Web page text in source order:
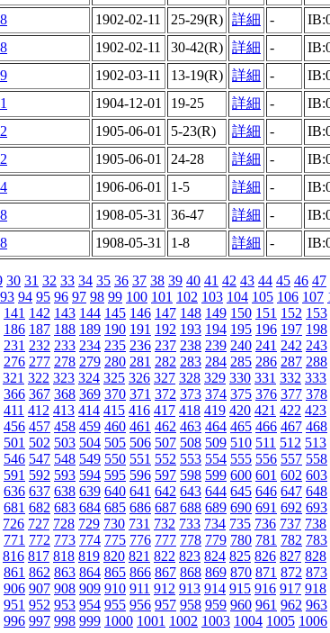
8 1902-02-11 25-29(R) 詳細 -
8 1902-02-11 30-42(R) 詳細 -
9 1902-03-11 13-19(R) 詳細 -
1 1904-12-01 19-25 詳細 -
2 1905-06-01 5-23(R) 詳細 -
2 1905-06-01 24-28 詳細 -
4 1906-06-01 1-5 詳細 -
8 1908-05-31 36-47 詳細 -
8 1908-05-31 1-8 詳細 -
30 31 32 33 34 35 36 37 38 39 40 41 42 43 44 45 46 47
93 94 95 96 97 98 99 100 101 102 103 104 105 106 107
141 142 143 144 145 146 147 148 149 150 151 152 153
186 187 188 189 190 191 192 193 194 195 196 197 198
231 232 233 234 235 236 237 238 239 240 241 242 243
276 277 278 279 280 281 282 283 284 285 286 287 288
321 322 323 324 325 326 327 328 329 330 331 332 333
366 367 368 369 370 371 372 373 374 375 376 377 378
411 412 413 414 415 416 417 418 419 420 421 422 423
456 457 458 459 460 461 462 463 464 465 466 467 468
501 502 503 504 505 506 507 508 509 510 511 512 513
546 547 548 549 550 551 552 553 554 555 556 557 558
591 592 593 594 595 596 597 598 599 600 601 602 603
636 637 638 639 640 641 642 643 644 645 646 647 648
681 682 683 684 685 686 687 688 689 690 691 692 693
726 727 728 729 730 731 732 733 734 735 736 737 738
771 772 773 774 775 776 777 778 779 780 781 782 783
816 817 818 819 820 821 822 823 824 825 826 827 828
861 862 863 864 865 866 867 868 869 870 871 872 873
906 907 908 909 910 911 912 913 914 915 916 917 918
951 952 953 954 955 956 957 958 959 960 961 962 963
996 997 998 999 1000 1001 1002 1003 1004 1005 1006